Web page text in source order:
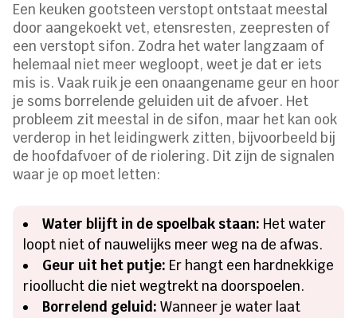
Een keuken gootsteen verstopt ontstaat meestal
door aangekoekt vet, etensresten, zeepresten of
een verstopt sifon. Zodra het water langzaam of
helemaal niet meer wegloopt, weet je dat er iets
mis is. Vaak ruik je een onaangename geur en hoor
je soms borrelende geluiden uit de afvoer. Het
probleem zit meestal in de sifon, maar het kan ook
verderop in het leidingwerk zitten, bijvoorbeeld bij
de hoofdafvoer of de riolering. Dit zijn de signalen
waar je op moet letten:
Water blijft in de spoelbak staan: Het water
loopt niet of nauwelijks meer weg na de afwas.
Geur uit het putje: Er hangt een hardnekkige
rioollucht die niet wegtrekt na doorspoelen.
Borrelend geluid: Wanneer je water laat